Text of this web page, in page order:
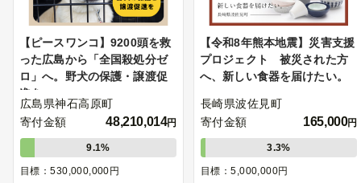
【ピースワンコ】9200頭を救
った広島から「全国殺処分ゼ
ロ」へ。野犬の保護・譲渡促
進を
広島県神石高原町
寄付金額
48,210,014円
9.1%
目標：530,000,000円
【令和8年熊本地震】災害支援
プロジェクト 被災された方
へ、新しい食器を届けたい。
長崎県波佐見町
寄付金額
165,000円
3.3%
目標：5,000,000円